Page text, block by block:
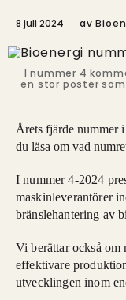
8 juli 2024 av
I nummer 4
en stor poster
Årets fjärde nummer
du läsa om vad
I nummer 4-2024
maskinleverantörer
bränslehantering av
Vi berättar också om
effektivare
utvecklingen inom